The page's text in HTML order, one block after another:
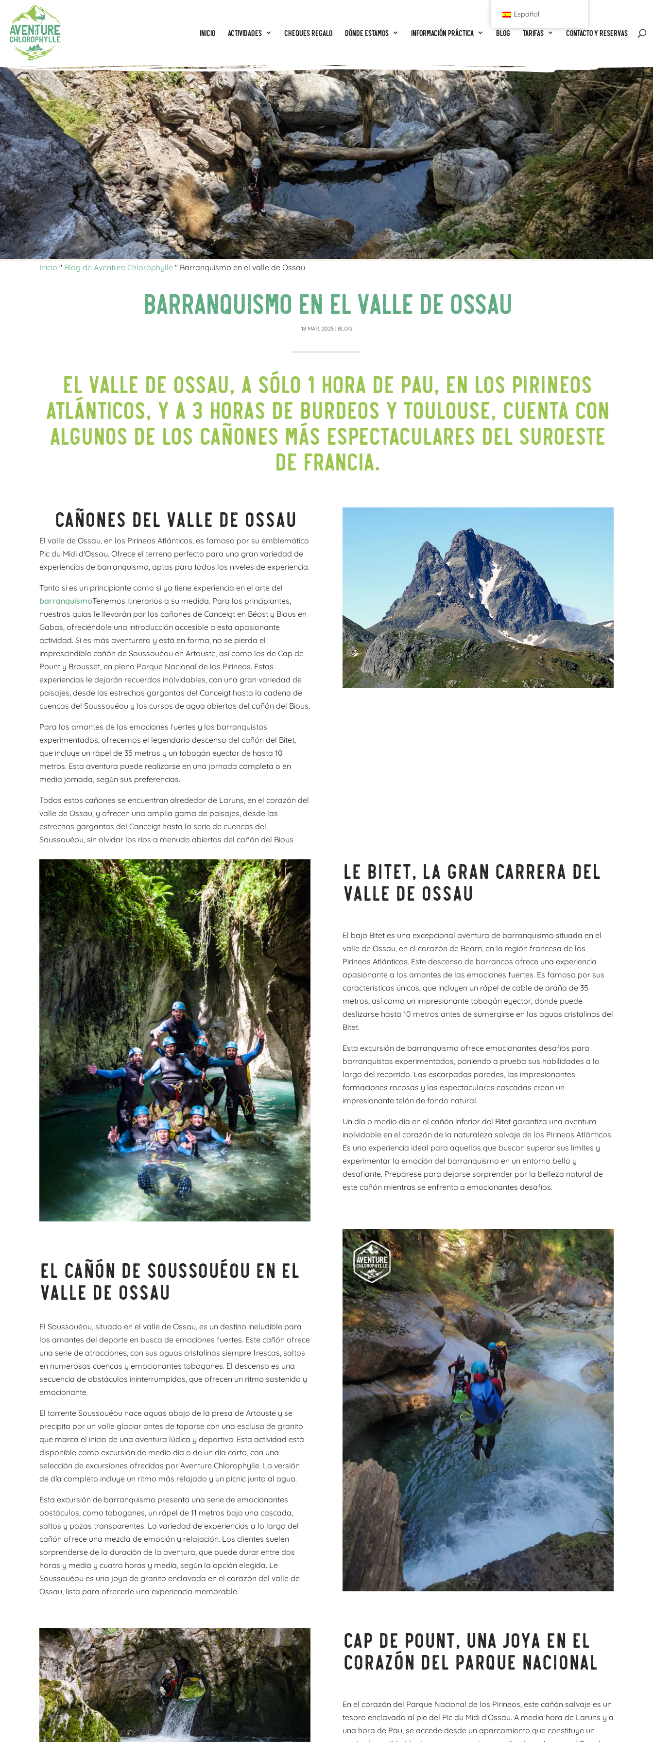
Inicio Actividades CHEQUES REGALO Dónde estamos Información práctica Blog Tarifas Contacto y reservas
Inicio " Blog de Aventure Chlorophylle" Barranquismo en el valle de Ossau
Barranquismo en el valle de Ossau
18 MAR, 2025| BLOG
El valle de Ossau, a sólo 1 hora de Pau, en los Pirineos
Atlánticos, y a 3 horas de Burdeos y Toulouse, cuenta con
algunos de los cañones más espectaculares del suroeste
de Francia.
Cañones del valle de Ossau
El valle de Ossau, en los Pirineos Atlánticos, es famoso por su emblemático
Pic du Midi d'Ossau. Ofrece el terreno perfecto para una gran variedad de
experiencias de barranquismo, aptas para todos los niveles de experiencia.
Tanto si es un principiante como si ya tiene experiencia en el arte del
barranquismoTenemos itinerarios a su medida. Para los principiantes,
nuestros guías le llevarán por los cañones de Canceigt en Béost y Bious en
Gabas, ofreciéndole una introducción accesible a esta apasionante
actividad. Si es más aventurero y está en forma, no se pierda el
imprescindible cañón de Soussouéou en Artouste, así como los de Cap de
Pount y Brousset, en pleno Parque Nacional de los Pirineos. Estas
experiencias le dejarán recuerdos inolvidables, con una gran variedad de
paisajes, desde las estrechas gargantas del Canceigt hasta la cadena de
cuencas del Soussouéou y los cursos de agua abiertos del cañón del Bious.
Para los amantes de las emociones fuertes y los barranquistas
experimentados, ofrecemos el legendario descenso del cañón del Bitet,
que incluye un rápel de 35 metros y un tobogán eyector de hasta 10
metros. Esta aventura puede realizarse en una jornada completa o en
media jornada, según sus preferencias.
Todos estos cañones se encuentran alrededor de Laruns, en el corazón del
valle de Ossau, y ofrecen una amplia gama de paisajes, desde las
estrechas gargantas del Canceigt hasta la serie de cuencas del
Soussouéou, sin olvidar los ríos a menudo abiertos del cañón del Bious.
Le Bitet, la gran carrera del
valle de Ossau
El bajo Bitet es una excepcional aventura de barranquismo situada en el
valle de Ossau, en el corazón de Bearn, en la región francesa de los
Pirineos Atlánticos. Este descenso de barrancos ofrece una experiencia
apasionante a los amantes de las emociones fuertes. Es famoso por sus
características únicas, que incluyen un rápel de cable de araña de 35
metros, así como un impresionante tobogán eyector, donde puede
deslizarse hasta 10 metros antes de sumergirse en las aguas cristalinas del
Bitet.
Esta excursión de barranquismo ofrece emocionantes desafíos para
barranquistas experimentados, poniendo a prueba sus habilidades a lo
largo del recorrido. Las escarpadas paredes, las impresionantes
formaciones rocosas y las espectaculares cascadas crean un
impresionante telón de fondo natural.
Un día o medio día en el cañón inferior del Bitet garantiza una aventura
inolvidable en el corazón de la naturaleza salvaje de los Pirineos Atlánticos.
Es una experiencia ideal para aquellos que buscan superar sus límites y
experimentar la emoción del barranquismo en un entorno bello y
desafiante. Prepárese para dejarse sorprender por la belleza natural de
este cañón mientras se enfrenta a emocionantes desafíos.
El cañón de Soussouéou en el
valle de Ossau
El Soussouéou, situado en el valle de Ossau, es un destino ineludible para
los amantes del deporte en busca de emociones fuertes. Este cañón ofrece
una serie de atracciones, con sus aguas cristalinas siempre frescas, saltos
en numerosas cuencas y emocionantes toboganes. El descenso es una
secuencia de obstáculos ininterrumpidos, que ofrecen un ritmo sostenido y
emocionante.
El torrente Soussouéou nace aguas abajo de la presa de Artouste y se
precipita por un valle glaciar antes de toparse con una esclusa de granito
que marca el inicio de una aventura lúdica y deportiva. Esta actividad está
disponible como excursión de medio día o de un día corto, con una
selección de excursiones ofrecidas por Aventure Chlorophylle. La versión
de día completo incluye un ritmo más relajado y un picnic junto al agua.
Esta excursión de barranquismo presenta una serie de emocionantes
obstáculos, como toboganes, un rápel de 11 metros bajo una cascada,
saltos y pozas transparentes. La variedad de experiencias a lo largo del
cañón ofrece una mezcla de emoción y relajación. Los clientes suelen
sorprenderse de la duración de la aventura, que puede durar entre dos
horas y media y cuatro horas y media, según la opción elegida. Le
Soussouéou es una joya de granito enclavada en el corazón del valle de
Ossau, lista para ofrecerle una experiencia memorable.
Cap de Pount, una joya en el
corazón del parque nacional
En el corazón del Parque Nacional de los Pirineos, este cañón salvaje es un
tesoro enclavado al pie del Pic du Midi d'Ossau. A media hora de Laruns y a
una hora de Pau, se accede desde un aparcamiento que constituye un
Español